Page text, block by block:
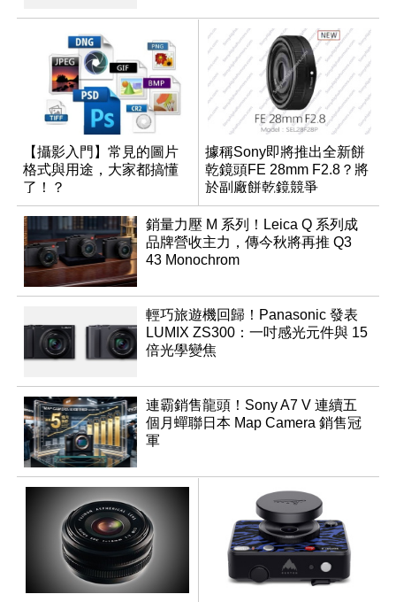
【攝影入門】常見的圖片
格式與用途，大家都搞懂
了！？
據稱Sony即將推出全新餅
乾鏡頭FE 28mm F2.8？將
於副廠餅乾鏡競爭
銷量力壓 M 系列！Leica Q 系列成
品牌營收主力，傳今秋將再推 Q3
43 Monochrom
輕巧旅遊機回歸！Panasonic 發表
LUMIX ZS300：一吋感光元件與 15
倍光學變焦
連霸銷售龍頭！Sony A7 V 連續五
個月蟬聯日本 Map Camera 銷售冠
軍